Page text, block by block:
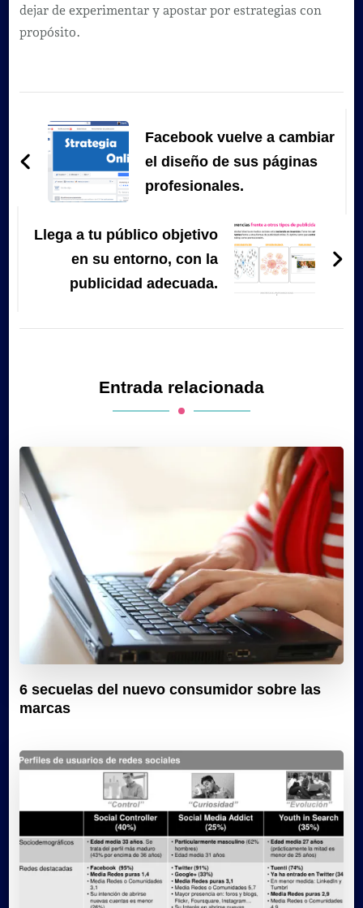
dejar de experimentar y apostar por estrategias con
propósito.
de
entradas
Facebook vuelve a cambiar
el diseño de sus páginas
profesionales.
Llega a tu público objetivo
en su entorno, con la
publicidad adecuada.
Entrada relacionada
6 secuelas del nuevo consumidor sobre las
marcas